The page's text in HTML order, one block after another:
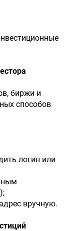
биржи и
способов
логин или
вручную.